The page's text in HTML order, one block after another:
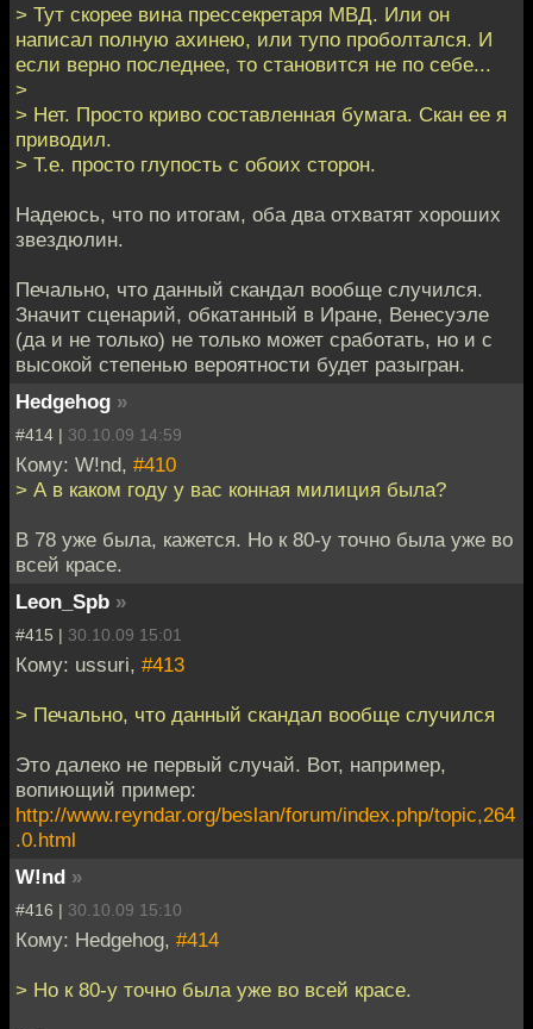
> Тут скорее вина прессекретаря МВД. Или он
написал полную ахинею, или тупо проболтался. И
если верно последнее, то становится не по себе...
>
> Нет. Просто криво составленная бумага. Скан ее я
приводил.
> Т.е. просто глупость с обоих сторон.
Надеюсь, что по итогам, оба два отхватят хороших
звездюлин.
Печально, что данный скандал вообще случился.
Значит сценарий, обкатанный в Иране, Венесуэле
(да и не только) не только может сработать, но и с
высокой степенью вероятности будет разыгран.
Hedgehog »
#414 | 30.10.09 14:59
Кому: W!nd, #410
> А в каком году у вас конная милиция была?
В 78 уже была, кажется. Но к 80-у точно была уже во
всей красе.
Leon_Spb »
#415 | 30.10.09 15:01
Кому: ussuri, #413
> Печально, что данный скандал вообще случился
Это далеко не первый случай. Вот, например,
вопиющий пример:
http://www.reyndar.org/beslan/forum/index.php/topic,264
.0.html
W!nd »
#416 | 30.10.09 15:10
Кому: Hedgehog, #414
> Но к 80-у точно была уже во всей красе.